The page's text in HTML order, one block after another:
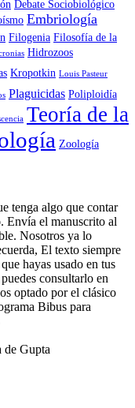
Debate Sociobiológico
Embriología
Filogenia Filosofía de la
Hidrozoos
Kropotkin Louis Pasteur
Plaguicidas Poliploidía
Teoría de la
Zoología
tenga algo que contar
Envía el manuscrito al
Nosotros ya lo
El texto siempre
hayas usado en tus
consultarlo en
optado por el clásico
Bibus para
de Gupta